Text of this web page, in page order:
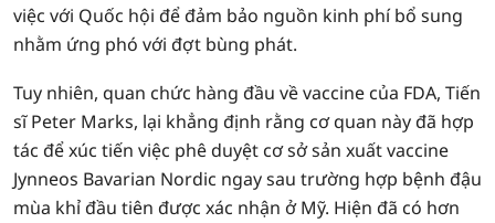
việc với Quốc hội để đảm bảo nguồn kinh phí bổ sung
nhằm ứng phó với đợt bùng phát.
Tuy nhiên, quan chức hàng đầu về vaccine của FDA, Tiến
sĩ Peter Marks, lại khẳng định rằng cơ quan này đã hợp
tác để xúc tiến việc phê duyệt cơ sở sản xuất vaccine
Jynneos Bavarian Nordic ngay sau trường hợp bệnh đậu
mùa khỉ đầu tiên được xác nhận ở Mỹ. Hiện đã có hơn